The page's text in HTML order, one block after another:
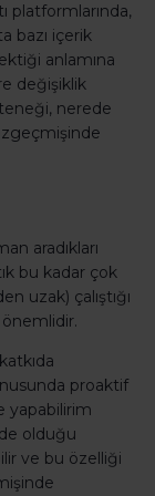
platformlarında,
bazı içerik
anlamına
değişiklik
nerede
aradıkları
bu kadar çok
uzak) çalıştığı
proaktif
yapabilirim
olduğu
ve bu özelliği